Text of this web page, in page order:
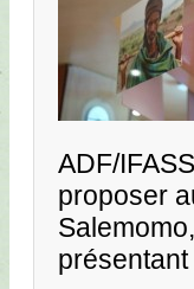
ADF/
proposer